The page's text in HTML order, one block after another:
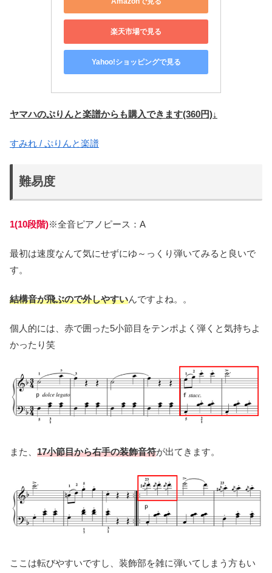
楽天市場で見る
Yahoo!ショッピングで見る
ヤマハのぷりんと楽譜からも購入できます(360円)↓
すみれ / ぷりんと楽譜
難易度
1(10段階)※全音ピアノピース：A
最初は速度なんて気にせずにゆ～っくり弾いてみると良いで
す。
結構音が飛ぶので外しやすいんですよね。。
個人的には、赤で囲った5小節目をテンポよく弾くと気持ちよ
かったり笑
また、 17小節目から右手の装飾音符が出てきます。
ここは転びやすいですし、装飾部を雑に弾いてしまう方もい